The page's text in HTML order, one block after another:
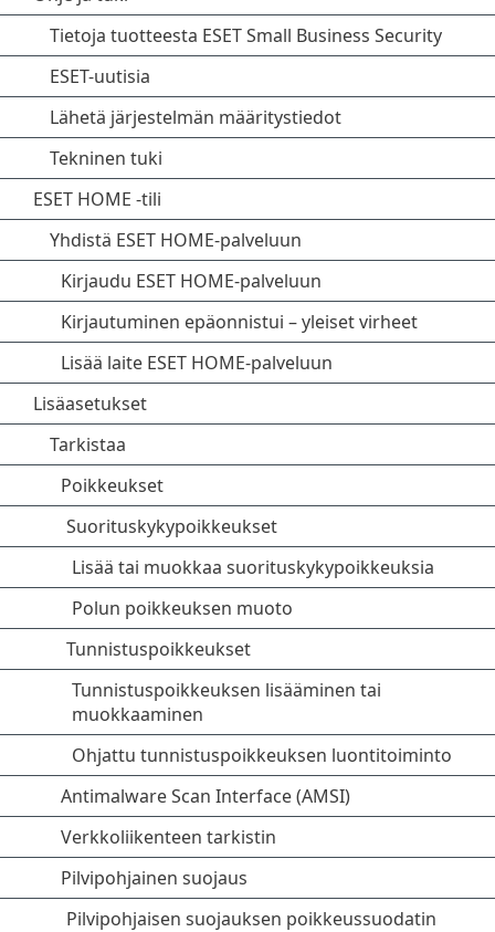
Tietoja tuotteesta ESET Small Business Security
ESET-uutisia
Lähetä järjestelmän määritystiedot
Tekninen tuki
ESET HOME -tili
Yhdistä ESET HOME-palveluun
Kirjaudu ESET HOME-palveluun
Kirjautuminen epäonnistui – yleiset virheet
Lisää laite ESET HOME-palveluun
Lisäasetukset
Tarkistaa
Poikkeukset
Suorituskykypoikkeukset
Lisää tai muokkaa suorituskykypoikkeuksia
Polun poikkeuksen muoto
Tunnistuspoikkeukset
Tunnistuspoikkeuksen lisääminen tai
muokkaaminen
Ohjattu tunnistuspoikkeuksen luontitoiminto
Antimalware Scan Interface (AMSI)
Verkkoliikenteen tarkistin
Pilvipohjainen suojaus
Pilvipohjaisen suojauksen poikkeussuodatin